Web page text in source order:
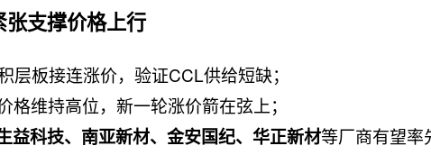
支撑价格上行
层板接连涨价，验证CCL供给短缺；
维持高位，新一轮涨价箭在弦上；
益科技、南亚新材、金安国纪、华正新材等厂商有望率